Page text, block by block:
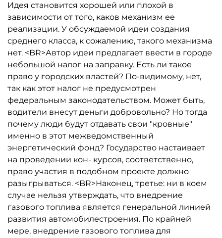
Идея становится хорошей или плохой в
зависимости от того, каков механизм ее
реализации. У обсуждаемой идеи создания
среднего класса, к сожалению, такого механизма
нет. <BR>Автор идеи предлагает ввести в городе
небольшой налог на заправку. Есть ли такое
право у городских властей? По-видимому, нет,
так как этот налог не предусмотрен
федеральным законодательством. Может быть,
водители внесут деньги добровольно? Но тогда
почему люди будут отдавать свои "кровные"
именно в этот межведомственный
энергетический фонд? Государство настаивает
на проведении кон- курсов, соответственно,
право участия в подобном проекте должно
разыгрываться. <BR>Наконец, третье: ни в коем
случае нельзя утверждать, что внедрение
газового топлива является генеральной линией
развития автомобилестроения. По крайней
мере, внедрение газового топлива для